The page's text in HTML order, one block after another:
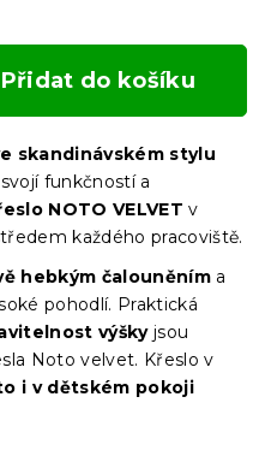
Přidat do košíku
skandinávském stylu
funkčností a
NOTO VELVET v
každého pracoviště.
hebkým čalouněním a
pohodlí. Praktická
výškyjsou
Noto velvet. Křeslo v
i v dětském pokoji